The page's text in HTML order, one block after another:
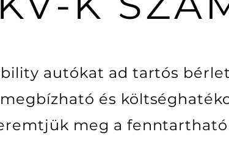
autókat ad tartós
és
meg a